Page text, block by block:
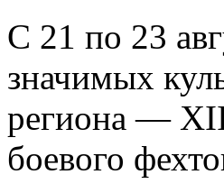
С 21 по 23
значимых
региона — XII
боевого